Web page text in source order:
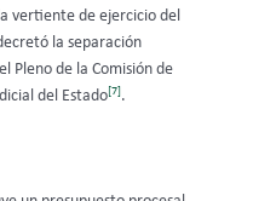
vertiente de ejercicio del
la separación
Pleno de la Comisión de
del Estado[7].